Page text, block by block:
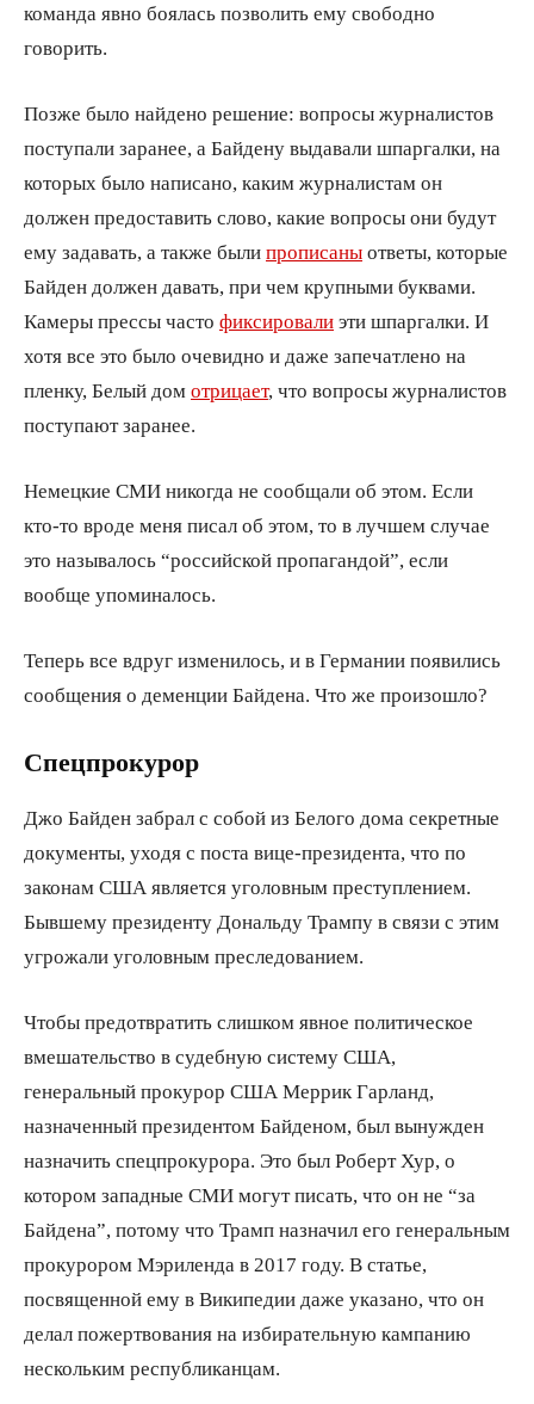
команда явно боялась позволить ему свободно
говорить.
Позже было найдено решение: вопросы журналистов
поступали заранее, а Байдену выдавали шпаргалки, на
которых было написано, каким журналистам он
должен предоставить слово, какие вопросы они будут
ему задавать, а также были прописаны ответы, которые
Байден должен давать, при чем крупными буквами.
Камеры прессы часто фиксировали эти шпаргалки. И
хотя все это было очевидно и даже запечатлено на
пленку, Белый дом отрицает, что вопросы журналистов
поступают заранее.
Немецкие СМИ никогда не сообщали об этом. Если
кто-то вроде меня писал об этом, то в лучшем случае
это называлось “российской пропагандой”, если
вообще упоминалось.
Теперь все вдруг изменилось, и в Германии появились
сообщения о деменции Байдена. Что же произошло?
Спецпрокурор
Джо Байден забрал с собой из Белого дома секретные
документы, уходя с поста вице-президента, что по
законам США является уголовным преступлением.
Бывшему президенту Дональду Трампу в связи с этим
угрожали уголовным преследованием.
Чтобы предотвратить слишком явное политическое
вмешательство в судебную систему США,
генеральный прокурор США Меррик Гарланд,
назначенный президентом Байденом, был вынужден
назначить спецпрокурора. Это был Роберт Хур, о
котором западные СМИ могут писать, что он не “за
Байдена”, потому что Трамп назначил его генеральным
прокурором Мэриленда в 2017 году. В статье,
посвященной ему в Википедии даже указано, что он
делал пожертвования на избирательную кампанию
нескольким республиканцам.